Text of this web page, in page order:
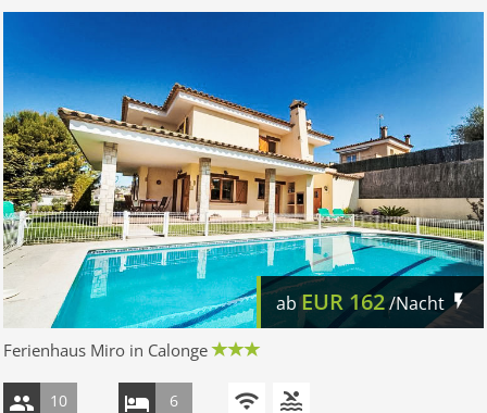
abEUR 162/Nacht
Ferienhaus Miro in Calonge
10 6